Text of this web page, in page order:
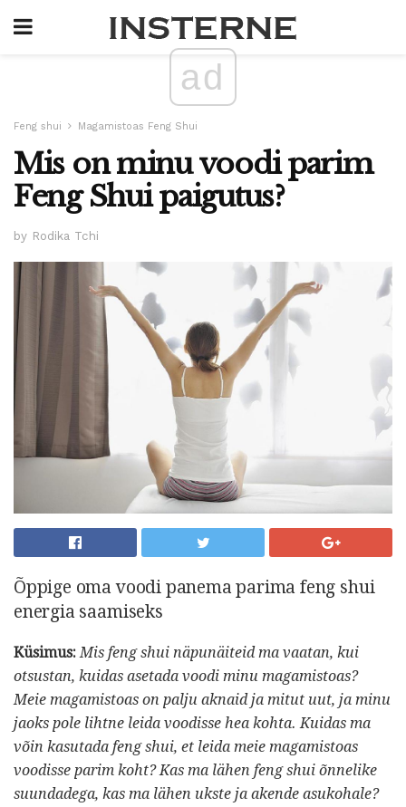
ad
Feng shui Magamistoas Feng Shui
Mis on minu voodi parim
Feng Shui paigutus?
by Rodika Tchi
Õppige oma voodi panema parima feng shui
energia saamiseks
Küsimus: Mis feng shui näpunäiteid ma vaatan, kui
otsustan, kuidas asetada voodi minu magamistoas?
Meie magamistoas on palju aknaid ja mitut uut, ja minu
jaoks pole lihtne leida voodisse hea kohta. Kuidas ma
võin kasutada feng shui, et leida meie magamistoas
voodisse parim koht? Kas ma lähen feng shui õnnelike
suundadega, kas ma lähen ukste ja akende asukohale?